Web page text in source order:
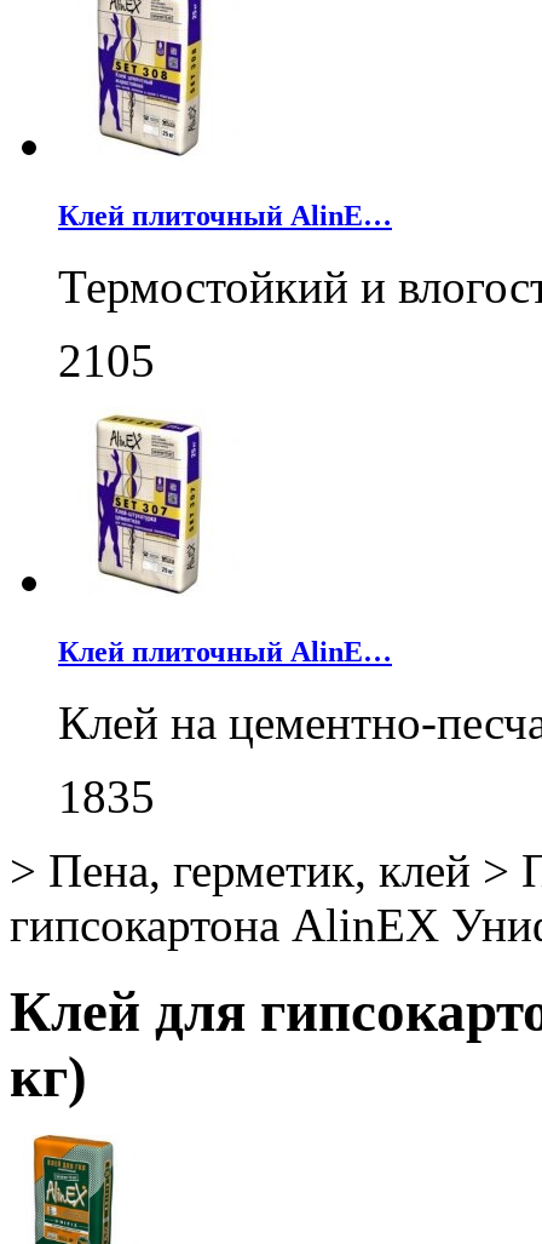
Клей плиточный AlinE…
Термостойкий и
2105
Клей плиточный AlinE…
Клей на цементно-
1835
> Пена, герметик, клей >
гипсокартона AlinEX
Клей для
кг)